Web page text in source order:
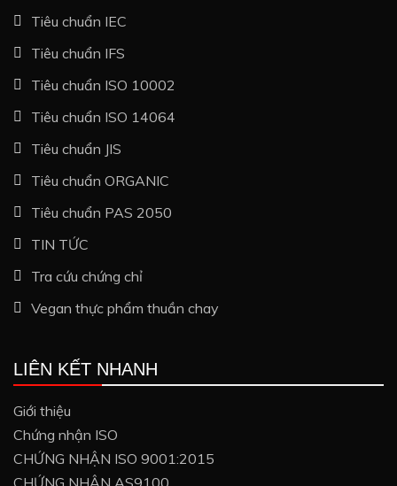
Tiêu chuẩn IEC
Tiêu chuẩn IFS
Tiêu chuẩn ISO 10002
Tiêu chuẩn ISO 14064
Tiêu chuẩn JIS
Tiêu chuẩn ORGANIC
Tiêu chuẩn PAS 2050
TIN TỨC
Tra cứu chứng chỉ
Vegan thực phẩm thuần chay
LIÊN KẾT NHANH
Giới thiệu
Chứng nhận ISO
CHỨNG NHẬN ISO 9001:2015
CHỨNG NHẬN AS9100